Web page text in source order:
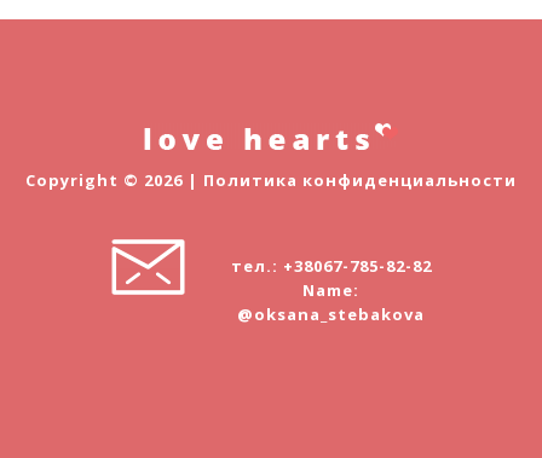
Copyright © 2026 | Политика конфиденциальности
тел.: +38067-785-82-82
Name:
@oksana_stebakova